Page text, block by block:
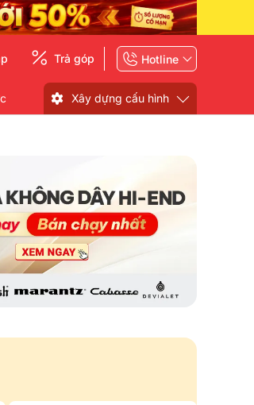
Trả góp Hotline
Xây dựng cấu hình